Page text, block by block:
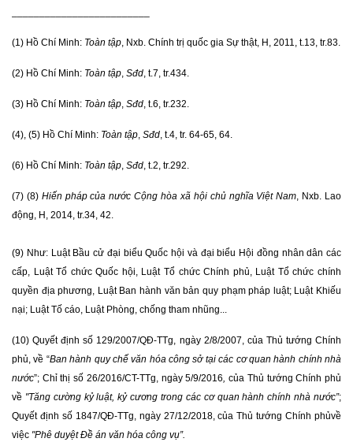
(1) Hồ Chí Minh: Toàn tập, Nxb. Chính trị quốc gia Sự thật, H, 2011, t.13, tr.83.
(2) Hồ Chí Minh: Toàn tập, Sđd, t.7, tr.434.
(3) Hồ Chí Minh: Toàn tập, Sđd, t.6, tr.232.
(4), (5) Hồ Chí Minh: Toàn tập, Sđd, t.4, tr. 64-65, 64.
(6) Hồ Chí Minh: Toàn tập, Sđd, t.2, tr.292.
(7) (8) Hiến pháp của nước Cộng hòa xã hội chủ nghĩa Việt Nam, Nxb. Lao
động, H, 2014, tr.34, 42.
(9) Như: Luật Bầu cử đại biểu Quốc hội và đại biểu Hội đồng nhân dân các
cấp, Luật Tổ chức Quốc hội, Luật Tổ chức Chính phủ, Luật Tổ chức chính
quyền địa phương, Luật Ban hành văn bản quy phạm pháp luật; Luật Khiếu
nại; Luật Tố cáo, Luật Phòng, chống tham nhũng...
(10) Quyết định số 129/2007/QĐ-TTg, ngày 2/8/2007, của Thủ tướng Chính
phủ, về “Ban hành quy chế văn hóa công sở tại các cơ quan hành chính nhà
nước”; Chỉ thị số 26/2016/CT-TTg, ngày 5/9/2016, của Thủ tướng Chính phủ
về "Tăng cường kỷ luật, kỷ cương trong các cơ quan hành chính nhà nước”;
Quyết định số 1847/QĐ-TTg, ngày 27/12/2018, của Thủ tướng Chính phủvề
việc "Phê duyệt Đề án văn hóa công vụ”.